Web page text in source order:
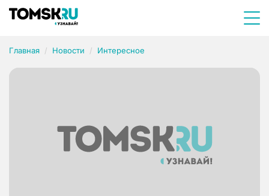
Главная Новости Интересное